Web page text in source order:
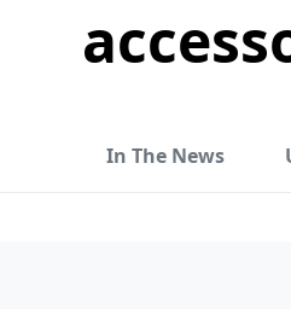
In The News